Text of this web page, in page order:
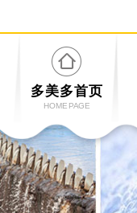
多美多首页
HOME PAGE